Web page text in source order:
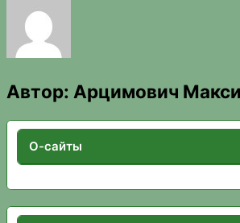
Автор: Арцимович
О-сайты